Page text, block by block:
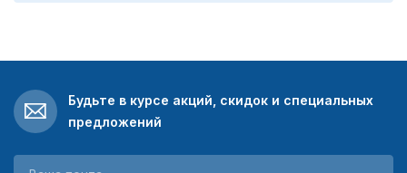
Будьте в курсе акций, скидок и специальных
предложений